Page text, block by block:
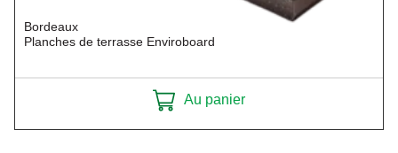
Bordeaux
Planches de terrasse Enviroboard
Au panier